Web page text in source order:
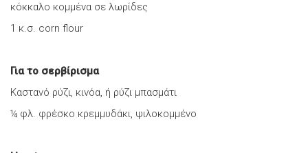
κόκκαλο κομμένα σε λωρίδες
1 κ.σ. corn flour
Για το σερβίρισμα
Καστανό ρύζι, κινόα, ή ρύζι μπασμάτι
¼ φλ. φρέσκο κρεμμυδάκι, ψιλοκομμένο